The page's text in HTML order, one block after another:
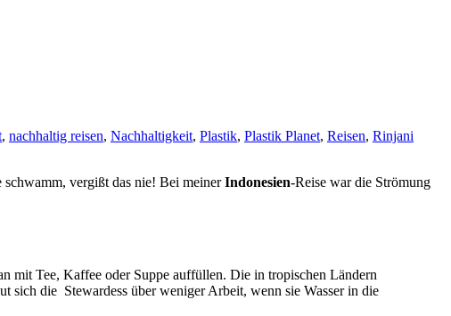
, nachhaltig reisen, Nachhaltigkeit, Plastik, Plastik Planet, Reisen, Rinjani
vergißt das nie! Bei meinerIndonesien-Reise war die Strömung
mit Tee, Kaffee oder Suppe auffüllen. Die in tropischen Ländern
sich die Stewardess über weniger Arbeit, wenn sie Wasser in die